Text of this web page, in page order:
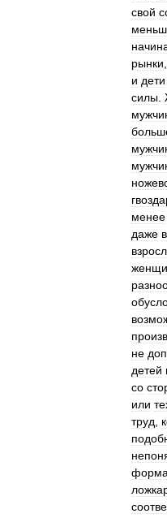
свой
рынки
и дети
силы
менее
даже в
не
детей
со
или
труд